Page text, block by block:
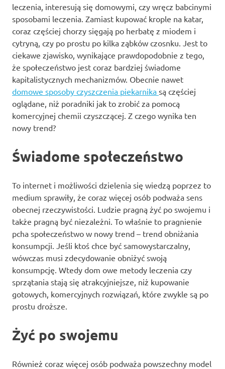
leczenia, interesują się domowymi, czy wręcz babcinymi
sposobami leczenia. Zamiast kupować krople na katar,
coraz częściej chorzy sięgają po herbatę z miodem i
cytryną, czy po prostu po kilka ząbków czosnku. Jest to
ciekawe zjawisko, wynikające prawdopodobnie z tego,
że społeczeństwo jest coraz bardziej świadome
kapitalistycznych mechanizmów. Obecnie nawet
domowe sposoby czyszczenia piekarnika są częściej
oglądane, niż poradniki jak to zrobić za pomocą
komercyjnej chemii czyszczącej. Z czego wynika ten
nowy trend?
Świadome społeczeństwo
To internet i możliwości dzielenia się wiedzą poprzez to
medium sprawiły, że coraz więcej osób podważa sens
obecnej rzeczywistości. Ludzie pragną żyć po swojemu i
także pragną być niezależni. To właśnie to pragnienie
pcha społeczeństwo w nowy trend – trend obniżania
konsumpcji. Jeśli ktoś chce być samowystarczalny,
wówczas musi zdecydowanie obniżyć swoją
konsumpcję. Wtedy dom owe metody leczenia czy
sprzątania stają się atrakcyjniejsze, niż kupowanie
gotowych, komercyjnych rozwiązań, które zwykle są po
prostu droższe.
Żyć po swojemu
Również coraz więcej osób podważa powszechny model